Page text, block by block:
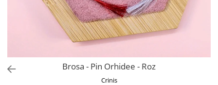
Monstera
Neon Collection
Brosa - Pin Orhidee - Roz
Crinis